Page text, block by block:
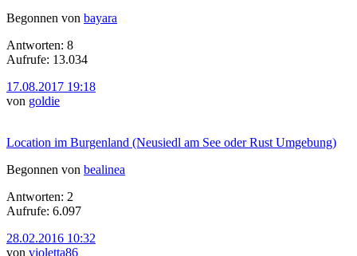
Begonnen von bayara
Antworten: 8
Aufrufe: 13.034
17.08.2017 19:18
von goldie
Location im Burgenland (Neusiedl am See oder Rust Umgebung)
Begonnen von bealinea
Antworten: 2
Aufrufe: 6.097
28.02.2016 10:32
von violetta86